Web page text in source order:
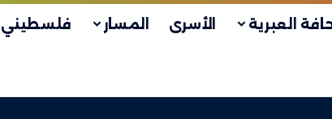
العبرية الأسرى المسار فلسطيني